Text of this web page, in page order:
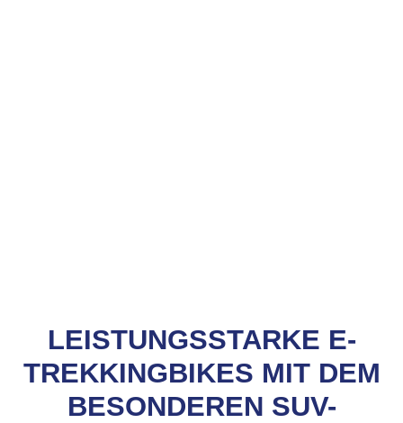
LEISTUNGSSTARKE E-
TREKKINGBIKES MIT DEM
BESONDEREN SUV-